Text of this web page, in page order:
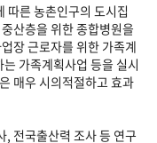
따른 농촌인구의 도시집
산층을 위한 종합병원을
장 근로자를 위한 가족계
가족계획사업 등을 실시
매우 시의적절하고 효과
전국출산력 조사 등 연구